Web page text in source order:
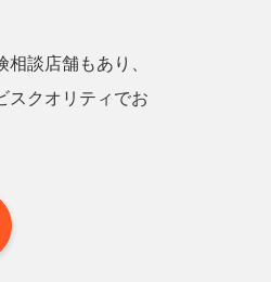
相談店舗もあり、
スクオリティでお